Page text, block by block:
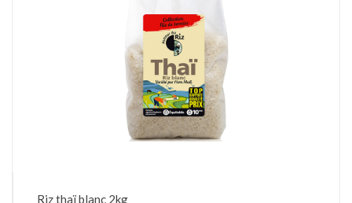
Riz thaï blanc 2kg